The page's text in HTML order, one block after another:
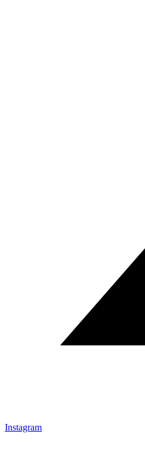
Instagram